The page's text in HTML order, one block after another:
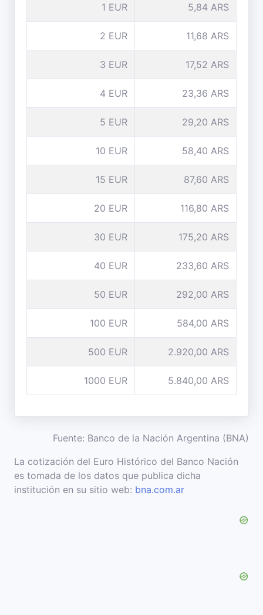
1 EUR 5,84 ARS
2 EUR 11,68 ARS
3 EUR 17,52 ARS
4 EUR 23,36 ARS
5 EUR 29,20 ARS
10 EUR 58,40 ARS
15 EUR 87,60 ARS
20 EUR 116,80 ARS
30 EUR 175,20 ARS
40 EUR 233,60 ARS
50 EUR 292,00 ARS
100 EUR 584,00 ARS
500 EUR 2.920,00 ARS
1000 EUR 5.840,00 ARS
Fuente: Banco de la Nación Argentina (BNA)
La cotización del Euro Histórico del Banco Nación
es tomada de los datos que publica dicha
institución en su sitio web: bna.com.ar